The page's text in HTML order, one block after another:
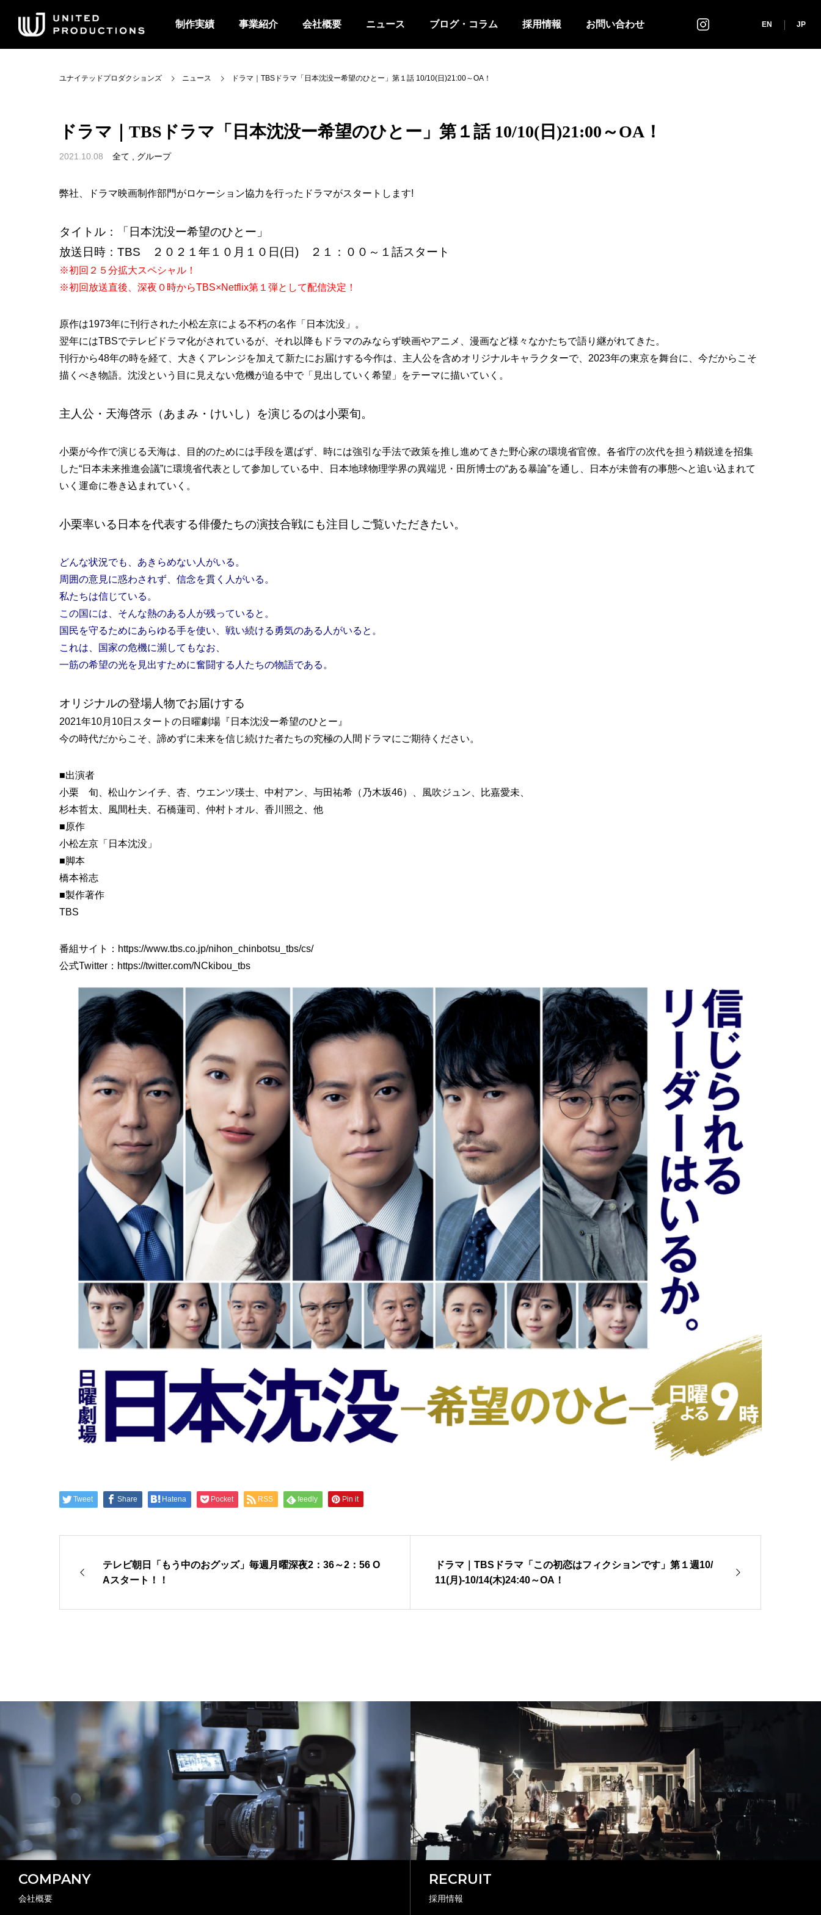
制作実績 事業紹介 会社概要 ニュース ブログ・コラム 採用情報 お問い合わせ インスタグラム EN JP
ユナイテッドプロダクションズ ニュース ドラマ｜TBSドラマ「日本沈没ー希望のひとー」第１話 10/10(日)21:00～OA！
ドラマ｜TBSドラマ「日本沈没ー希望のひとー」第１話 10/10(日)21:00～OA！
2021.10.08 全て グループ
弊社、ドラマ映画制作部門がロケーション協力を行ったドラマがスタートします!
タイトル：「日本沈没ー希望のひとー」
放送日時：TBS ２０２１年１０月１０日(日) ２１：００～１話スタート
※初回２５分拡大スペシャル！
※初回放送直後、深夜０時からTBS×Netflix第１弾として配信決定！
原作は1973年に刊行された小松左京による不朽の名作「日本沈没」。
翌年にはTBSでテレビドラマ化がされているが、それ以降もドラマのみならず映画やアニメ、漫画など様々なかたちで語り継がれてきた。
刊行から48年の時を経て、大きくアレンジを加えて新たにお届けする今作は、主人公を含めオリジナルキャラクターで、2023年の東京を舞台に、今だからこそ
描くべき物語。沈没という目に見えない危機が迫る中で「見出していく希望」をテーマに描いていく。
主人公・天海啓示（あまみ・けいし）を演じるのは小栗旬。
小栗が今作で演じる天海は、目的のためには手段を選ばず、時には強引な手法で政策を推し進めてきた野心家の環境省官僚。各省庁の次代を担う精鋭達を招集
した“日本未来推進会議”に環境省代表として参加している中、日本地球物理学界の異端児・田所博士の“ある暴論”を通し、日本が未曾有の事態へと追い込まれて
いく運命に巻き込まれていく。
小栗率いる日本を代表する俳優たちの演技合戦にも注目しご覧いただきたい。
どんな状況でも、あきらめない人がいる。
周囲の意見に惑わされず、信念を貫く人がいる。
私たちは信じている。
この国には、そんな熱のある人が残っていると。
国民を守るためにあらゆる手を使い、戦い続ける勇気のある人がいると。
これは、国家の危機に瀕してもなお、
一筋の希望の光を見出すために奮闘する人たちの物語である。
オリジナルの登場人物でお届けする
2021年10月10日スタートの日曜劇場『日本沈没ー希望のひとー』
今の時代だからこそ、諦めずに未来を信じ続けた者たちの究極の人間ドラマにご期待ください。
■出演者
小栗 旬、松山ケンイチ、杏、ウエンツ瑛士、中村アン、与田祐希（乃木坂46）、風吹ジュン、比嘉愛未、
杉本哲太、風間杜夫、石橋蓮司、仲村トオル、香川照之、他
■原作
小松左京「日本沈没」
■脚本
橋本裕志
■製作著作
TBS
番組サイト： https://www.tbs.co.jp/nihon_chinbotsu_tbs/cs/
公式Twitter： https://twitter.com/NCkibou_tbs
Tweet Share Hatena Pocket RSS feedly Pin it
テレビ朝日「もう中のおグッズ」毎週月曜深夜2：36～2：56 O
Aスタート！！
ドラマ｜TBSドラマ「この初恋はフィクションです」第１週10/
11(月)-10/14(木)24:40～OA！
COMPANY
会社概要
RECRUIT
採用情報